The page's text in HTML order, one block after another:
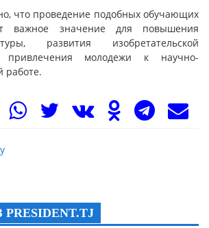
что проведение подобных обучающих
важное значение для повышения
развития изобретательской
привлечения молодежи к научно-
работе.